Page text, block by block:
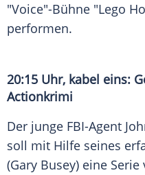
"Voice"-Bühne "Lego
performen.
20:15 Uhr, kabel eins:
Actionkrimi
Der junge FBI-Agent
soll mit Hilfe seines
(Gary Busey) eine